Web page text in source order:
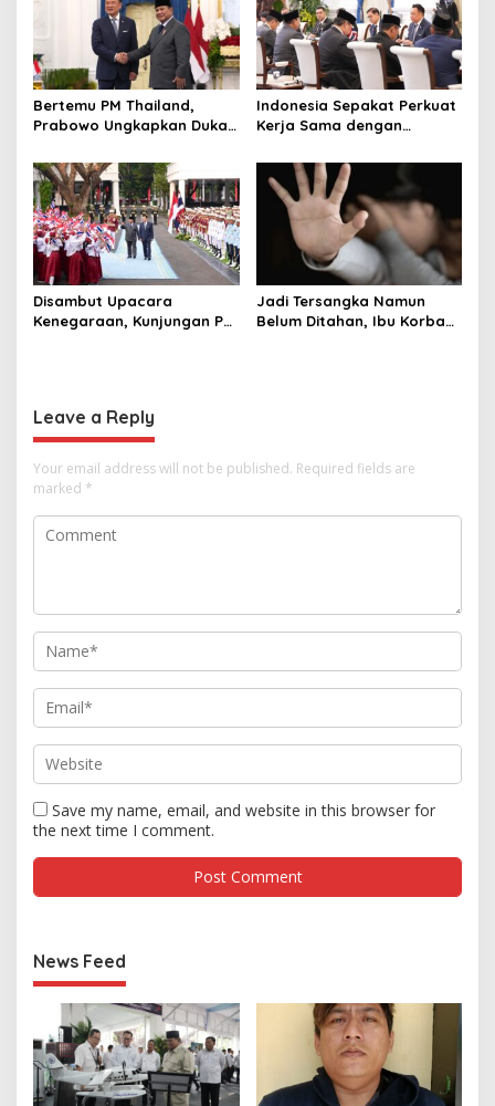
Bertemu PM Thailand,
Prabowo Ungkapkan Duka
Selamat Ulang Tahun ke
Raja Thailand
Indonesia Sepakat Perkuat
Kerja Sama dengan
hingga Ekonomi Digital
Disambut Upacara
Kenegaraan, Kunjungan PM
Jadi Tersangka Namun
Belum Ditahan, Ibu Korban
Leave a Reply
Your email address will not be published. Required fields are
marked *
Save my name, email, and website in this browser for
the next time I comment.
News Feed